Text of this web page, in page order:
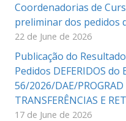
Coordenadorias de
preliminar dos pedidos
22 de June de 2026
Publicação do
Pedidos DEFERIDOS do
56/2026/DAE/
TRANSFERÊNCIAS E
17 de June de 2026